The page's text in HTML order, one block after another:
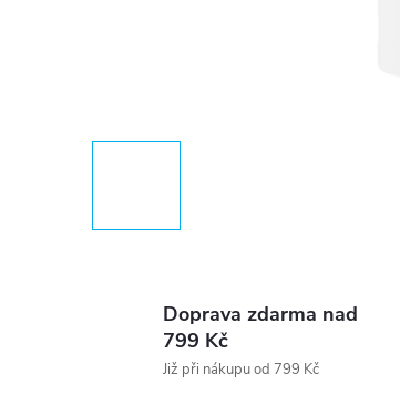
Doprava zdarma nad
799 Kč
Již při nákupu od 799 Kč